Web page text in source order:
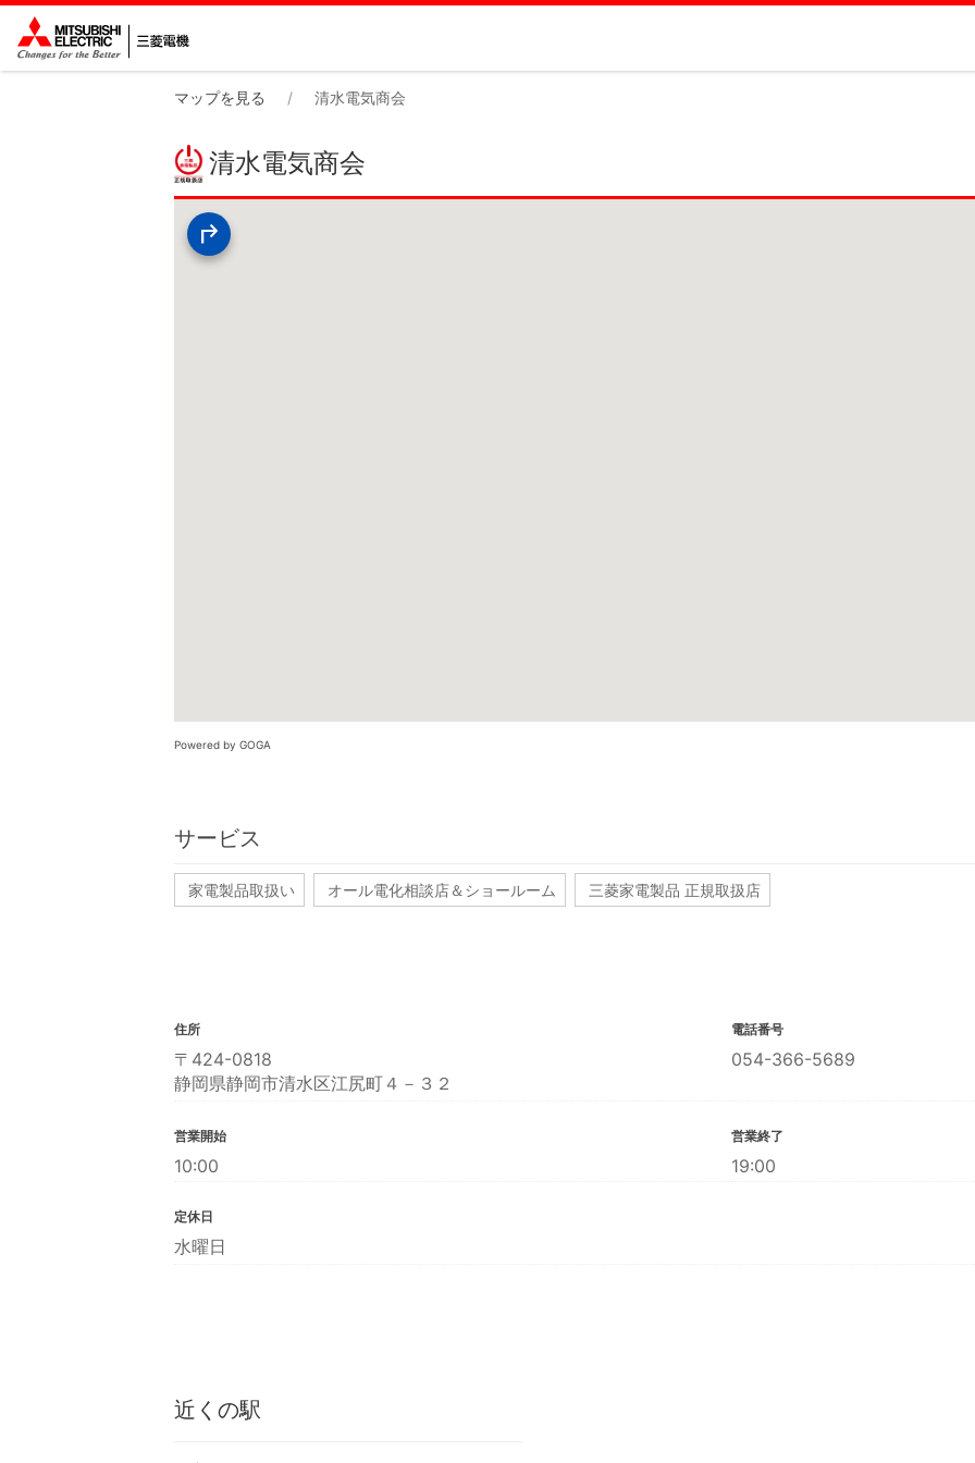
マップを見る 清水電気商会
清水電気商会
Powered by GOGA
サービス
家電製品取扱い オール電化相談店＆ショールーム 三菱家電製品 正規取扱店
住所
〒424-0818
静岡県静岡市清水区江尻町４－３２
電話番号
054-366-5689
営業開始
10:00
営業終了
19:00
定休日
水曜日
近くの駅